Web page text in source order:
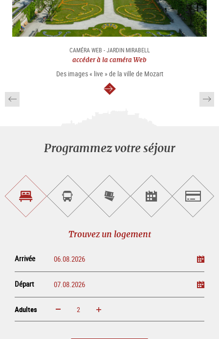
CAMÉRA WEB - JARDIN MIRABELL
accéder à la caméra Web
Des images « live » de la ville de Mozart
Continuer
Programmez votre séjour
Trouvez
un
logement
Réservez
un
tour
Achetez
les
billets
ligne
Trouvez
des
manifestations
Trouvez un logement
Arrivée
Départ
Adultes Augmenter Réduire